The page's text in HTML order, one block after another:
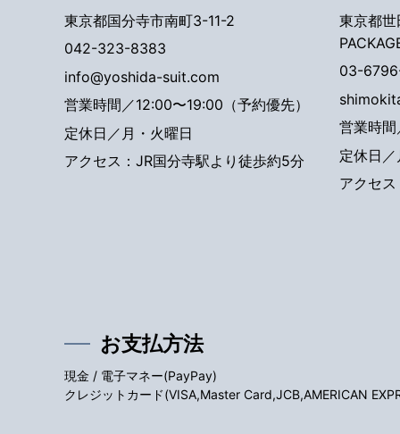
東京都国分寺市南町3-11-2
042-323-8383
info@yoshida-suit.com
営業時間／12:00〜19:00（予約優先）
定休日／月・火曜日
アクセス：JR国分寺駅より徒歩約5分
東京都
03-
営業時間
定休日
アクセ
お支払方法
現金 / 電子マネー(PayPay)
クレジットカード(VISA,Master Card,JCB,AMERICAN